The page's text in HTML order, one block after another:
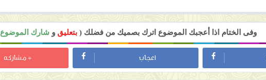
وفى الختام اذا أعجبك الموضوع اترك بصميك من فضلك ( بتعليق و شارك الموضوع
اعجاب + مشاركه